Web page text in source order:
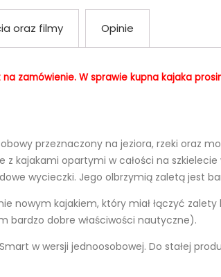
oraz filmy Opinie
zamówienie. W sprawie kupna kajaka
przeznaczony na jeziora, rzeki oraz
z kajakami opartymi w całości na
wycieczki. Jego olbrzymią zaletą jest
nowym kajakiem, który miał łączyć
bardzo dobre właściwości nautyczne).
w wersji jednoosobowej. Do stałej